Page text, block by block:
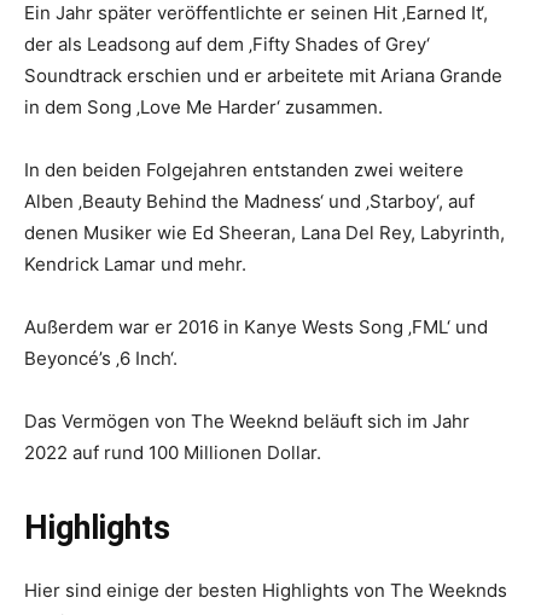
Ein Jahr später veröffentlichte er seinen Hit ‚Earned It‘,
der als Leadsong auf dem ‚Fifty Shades of Grey‘
Soundtrack erschien und er arbeitete mit Ariana Grande
in dem Song ‚Love Me Harder‘ zusammen.
In den beiden Folgejahren entstanden zwei weitere
Alben ‚Beauty Behind the Madness‘ und ‚Starboy‘, auf
denen Musiker wie Ed Sheeran, Lana Del Rey, Labyrinth,
Kendrick Lamar und mehr.
Außerdem war er 2016 in Kanye Wests Song ‚FML‘ und
Beyoncé’s ‚6 Inch‘.
Das Vermögen von The Weeknd beläuft sich im Jahr
2022 auf rund 100 Millionen Dollar.
Highlights
Hier sind einige der besten Highlights von The Weeknds